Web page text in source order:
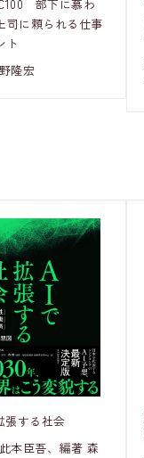
部下に慕わ
司に頼られる仕事
ト
隆宏
張する社会
本臣吾、編著 森